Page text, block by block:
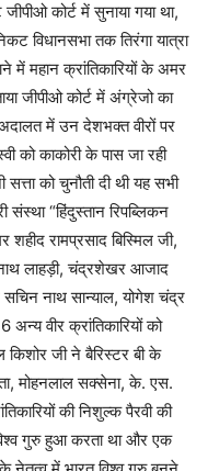
कोर्ट में सुनाया गया था,
विधानसभा तक तिरंगा यात्रा
महान क्रांतिकारियों के अमर
जीपीओ कोर्ट में अंग्रेजो का
में उन देशभक्त वीरों पर
को काकोरी के पास जा रही
को चुनौती दी थी यह सभी
संस्था “हिंदुस्तान रिपब्लिकन
रामप्रसाद बिस्मिल जी,
लाहड़ी, चंद्रशेखर आजाद
नाथ सान्याल, योगेश चंद्र
अन्य वीर क्रांतिकारियों को
जी ने बैरिस्टर बी के
मोहनलाल सक्सेना, के. एस.
की निशुल्क पैरवी की
गुरु हुआ करता था और एक